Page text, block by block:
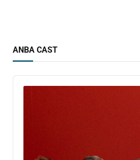
ANBA CAST
Audio
Player